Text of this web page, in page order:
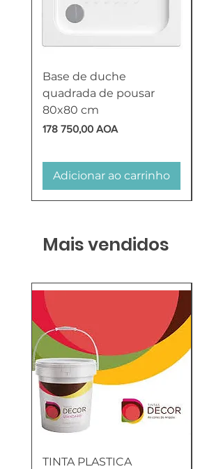
Base de duche
quadrada de pousar
80x80 cm
Preço
178 750,00 AOA
Adicionar ao carrinho
Mais vendidos
TINTA PLASTICA